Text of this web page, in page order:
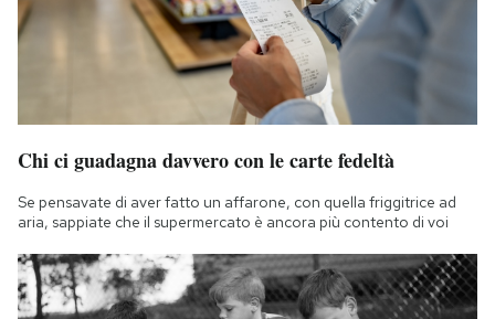
Chi ci guadagna davvero con le carte fedeltà
Se pensavate di aver fatto un affarone, con quella friggitrice ad
aria, sappiate che il supermercato è ancora più contento di voi